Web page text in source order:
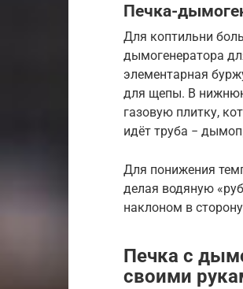
Печка-
Для коптильни
дымогенератора
элементарная
для щепы. В
газовую плитку,
идёт труба −
Для понижения
делая водяную
наклоном в
Печка с
своими